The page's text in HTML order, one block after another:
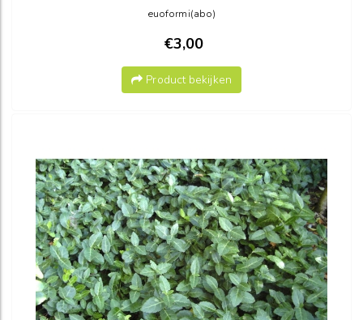
euoformi(abo)
€3,00
Product bekijken